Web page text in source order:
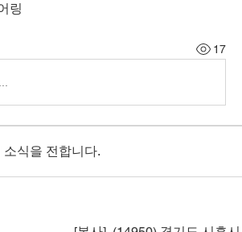
링
17
식을 전합니다.